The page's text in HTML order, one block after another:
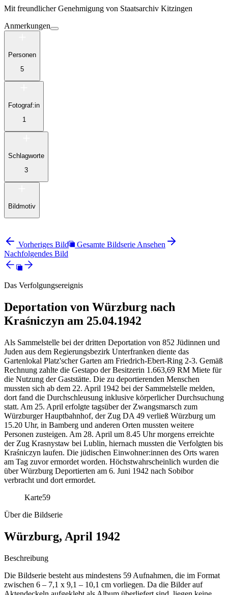
Mit freundlicher Genehmigung von Staatsarchiv Kitzingen
Anmerkungen
Personen
5
Fotograf:in
1
Schlagworte
3
Bildmotiv
Vorheriges Bild
Gesamte Bildserie Ansehen
Nachfolgendes Bild
Das Verfolgungsereignis
Deportation von Würzburg nach
Kraśniczyn am 25.04.1942
Als Sammelstelle bei der dritten Deportation von 852 Jüdinnen und
Juden aus dem Regierungsbezirk Unterfranken diente das
Gartenlokal Platz'scher Garten am Friedrich-Ebert-Ring 2-3. Gemäß
Rechnung zahlte die Gestapo der Besitzerin 1.663,69 RM Miete für
die Nutzung der Gaststätte. Die zu deportierenden Menschen
mussten sich ab dem 22. April 1942 bei der Sammelstelle melden,
dort fand die Durchschleusung inklusive körperlicher Durchsuchung
statt. Am 25. April erfolgte tagsüber der Zwangsmarsch zum
Würzburger Hauptbahnhof, der Zug DA 49 verließ Würzburg um
15.20 Uhr, in Bamberg und anderen Orten mussten weitere
Personen zusteigen. Am 28. April um 8.45 Uhr morgens erreichte
der Zug Krasnystaw bei Lublin, hiernach mussten die Verfolgten bis
Kraśniczyn laufen. Die jüdischen Einwohner:innen des Orts waren
am Tag zuvor ermordet worden. Höchstwahrscheinlich wurden die
über Würzburg Deportierten am 6. Juni 1942 nach Sobibor
verbracht und dort ermordet.
Karte59
Über die Bildserie
Würzburg, April 1942
Beschreibung
Die Bildserie besteht aus mindestens 59 Aufnahmen, die im Format
zwischen 6 – 7,1 x 9,1 – 10,1 cm vorliegen. Da die Bilder auf